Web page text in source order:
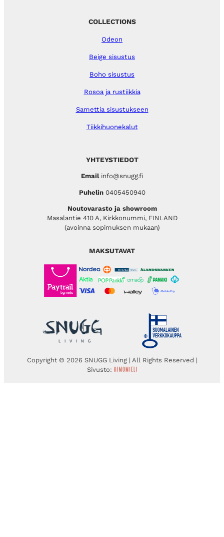
YHTEYSTIEDOT
Emailinfo@snugg.fi
Puhelin 0405450940
Noutovarasto ja showroom
Masalantie 410 A, Kirkkonummi, FINLAND
(avoinna sopimuksen mukaan)
COLLECTIONS
Odeon
Beige sisustus
Boho sisustus
Rosoa ja rustiikkia
Samettia sisustukseen
Tiikkihuonekalut
MAKSUTAVAT
Copyright © 2026 SNUGG Living | All Rights Reserved |
Sivusto: